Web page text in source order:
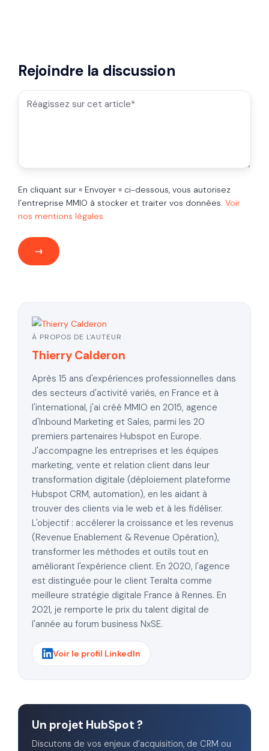
Rejoindre la discussion
En cliquant sur « Envoyer » ci-dessous, vous autorisez
l’entreprise MMIO à stocker et traiter vos données. Voir
nos mentions légales.
À PROPOS DE L'AUTEUR
Thierry Calderon
Après 15 ans d'expériences professionnelles dans
des secteurs d'activité variés, en France et à
l'international, j'ai créé MMIO en 2015, agence
d'Inbound Marketing et Sales, parmi les 20
premiers partenaires Hubspot en Europe.
J'accompagne les entreprises et les équipes
marketing, vente et relation client dans leur
transformation digitale (déploiement plateforme
Hubspot CRM, automation), en les aidant à
trouver des clients via le web et à les fidéliser.
L'objectif : accélerer la croissance et les revenus
(Revenue Enablement & Revenue Opération),
transformer les méthodes et outils tout en
améliorant l'expérience client. En 2020, l'agence
est distinguée pour le client Teralta comme
meilleure stratégie digitale France à Rennes. En
2021, je remporte le prix du talent digital de
l'année au forum business NxSE.
Voir le profil LinkedIn
Un projet HubSpot ?
Discutons de vos enjeux d’acquisition, de CRM ou